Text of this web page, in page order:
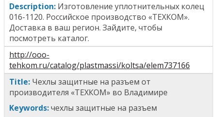
Description: Изготовление уплотнительных колец
016-1120. Российское производство «ТЕХКОМ».
Доставка в ваш регион. Зайдите, чтобы
посмотреть каталог.
http://ooo-
tehkom.ru/catalog/plastmassi/koltsa/elem737166
Title: Чехлы защитные на разъем от
производителя «ТЕХКОМ» во Владимире
Keywords:чехлы защитные на разъем